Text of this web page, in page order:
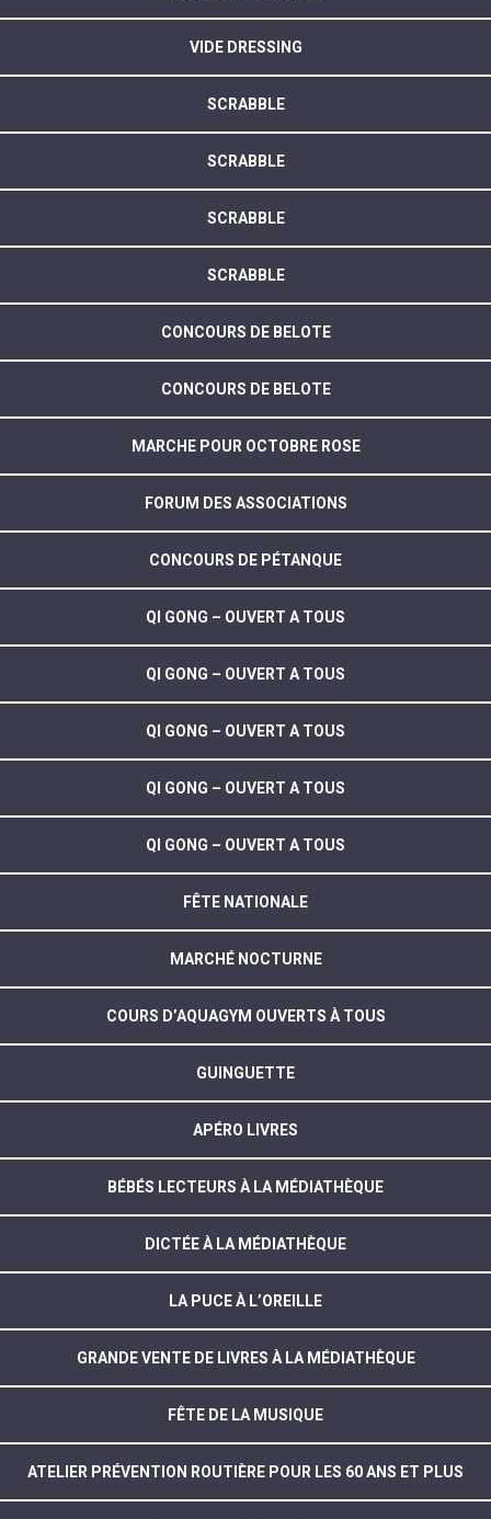
VIDE DRESSING
SCRABBLE
SCRABBLE
SCRABBLE
SCRABBLE
CONCOURS DE BELOTE
CONCOURS DE BELOTE
MARCHE POUR OCTOBRE ROSE
FORUM DES ASSOCIATIONS
CONCOURS DE PÉTANQUE
QI GONG – OUVERT A TOUS
QI GONG – OUVERT A TOUS
QI GONG – OUVERT A TOUS
QI GONG – OUVERT A TOUS
QI GONG – OUVERT A TOUS
FÊTE NATIONALE
MARCHÉ NOCTURNE
COURS D’AQUAGYM OUVERTS À TOUS
GUINGUETTE
APÉRO LIVRES
BÉBÉS LECTEURS À LA MÉDIATHÈQUE
DICTÉE À LA MÉDIATHÈQUE
LA PUCE À L’OREILLE
GRANDE VENTE DE LIVRES À LA MÉDIATHÈQUE
FÊTE DE LA MUSIQUE
ATELIER PRÉVENTION ROUTIÈRE POUR LES 60 ANS ET PLUS